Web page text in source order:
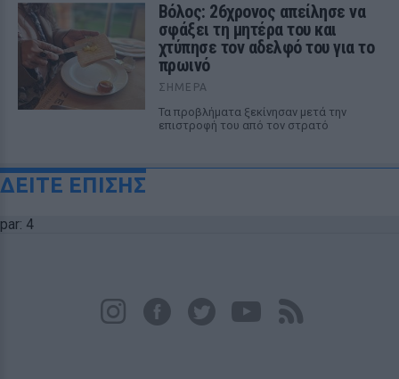
Βόλος: 26χρονος απείλησε να
σφάξει τη μητέρα του και
χτύπησε τον αδελφό του για το
πρωινό
ΣΉΜΕΡΑ
Τα προβλήματα ξεκίνησαν μετά την
επιστροφή του από τον στρατό
ΔΕΙΤΕ ΕΠΙΣΗΣ
par: 4